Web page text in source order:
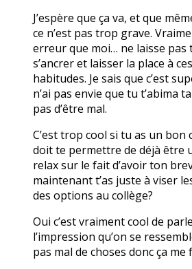
J’espère que ça va, et que
ce n’est pas trop grave.
erreur que moi… ne laisse pas
s’ancrer et laisser la place à
habitudes. Je sais que c’est
n’ai pas envie que tu t’abima
pas d’être mal.
C’est trop cool si tu as un bon
doit te permettre de déjà être
relax sur le fait d’avoir ton
maintenant t’as juste à viser
des options au collège?
Oui c’est vraiment cool de
l’impression qu’on se
pas mal de choses donc ça me